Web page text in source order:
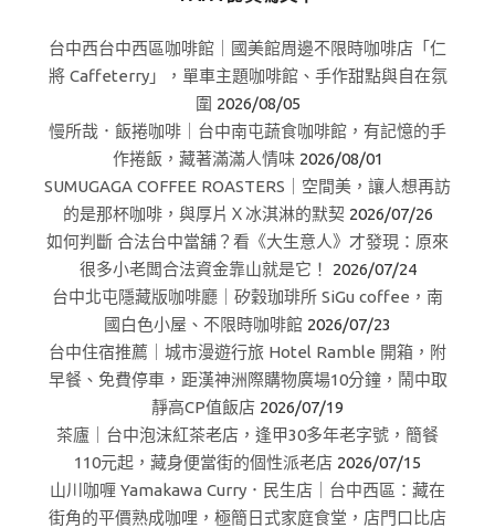
台中西台中西區咖啡館｜國美館周邊不限時咖啡店「仁
將 Caffeterry」，單車主題咖啡館、手作甜點與自在氛
圍 2026/08/05
慢所哉．飯捲咖啡｜台中南屯蔬食咖啡館，有記憶的手
作捲飯，藏著滿滿人情味 2026/08/01
SUMUGAGA COFFEE ROASTERS｜空間美，讓人想再訪
的是那杯咖啡，與厚片Ｘ冰淇淋的默契 2026/07/26
如何判斷 合法台中當舖？看《大生意人》才發現：原來
很多小老闆合法資金靠山就是它！
2026/07/24
台中北屯隱藏版咖啡廳｜矽穀珈琲所 SiGu coffee，南
國白色小屋、不限時咖啡館 2026/07/23
台中住宿推薦｜城市漫遊行旅 Hotel Ramble 開箱，附
早餐、免費停車，距漢神洲際購物廣場10分鐘，鬧中取
靜高CP值飯店 2026/07/19
茶廬｜台中泡沫紅茶老店，逢甲30多年老字號，簡餐
110元起，藏身便當街的個性派老店 2026/07/15
山川咖喱 Yamakawa Curry．民生店｜台中西區：藏在
街角的平價熟成咖哩，極簡日式家庭食堂，店門口比店